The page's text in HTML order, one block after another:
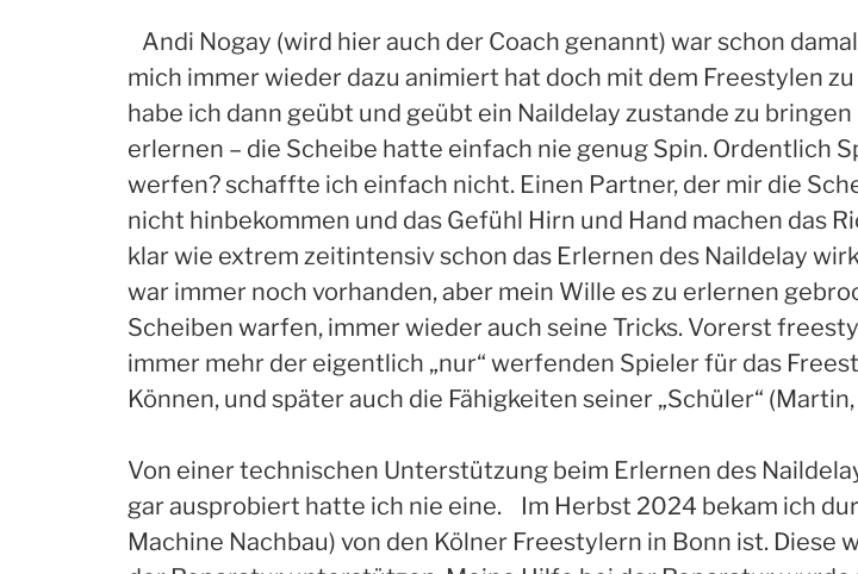
Andi Nogay (wird hier auch der Coach genannt) war schon
mich immer wieder dazu animiert hat doch mit dem Freestylen
habe ich dann geübt und geübt ein Naildelay zustande zu
erlernen – die Scheibe hatte einfach nie genug Spin. Ordentlich
werfen? schaffte ich einfach nicht. Einen Partner, der mir die
nicht hinbekommen und das Gefühl Hirn und Hand machen das
klar wie extrem zeitintensiv schon das Erlernen des Naildelay
war immer noch vorhanden, aber mein Wille es zu erlernen
Scheiben warfen, immer wieder auch seine Tricks. Vorerst
immer mehr der eigentlich „nur“ werfenden Spieler für das
Können, und später auch die Fähigkeiten seiner „Schüler“
Von einer technischen Unterstützung beim Erlernen des
gar ausprobiert hatte ich nie eine. Im Herbst 2024 bekam ich
Machine Nachbau) von den Kölner Freestylern in Bonn ist. Diese